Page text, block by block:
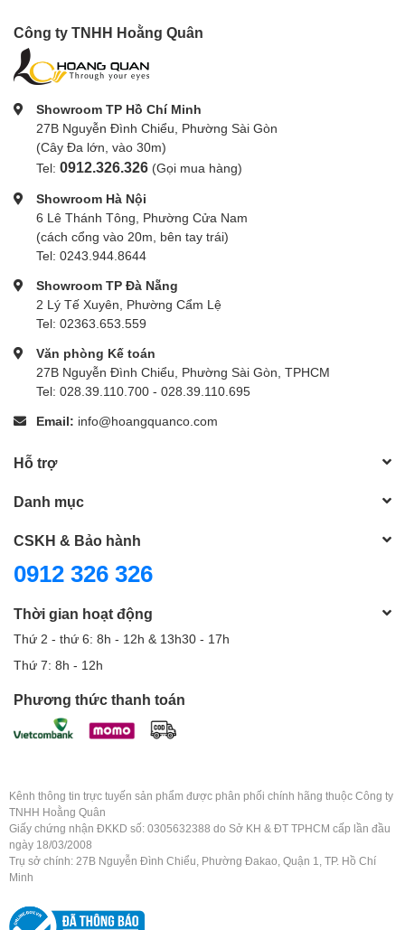
Công ty TNHH Hoằng Quân
Showroom TP Hồ Chí Minh
27B Nguyễn Đình Chiểu, Phường Sài Gòn
(Cây Đa lớn, vào 30m)
Tel: 0912.326.326 (Gọi mua hàng)
Showroom Hà Nội
6 Lê Thánh Tông, Phường Cửa Nam
(cách cổng vào 20m, bên tay trái)
Tel: 0243.944.8644
Showroom TP Đà Nẵng
2 Lý Tế Xuyên, Phường Cẩm Lệ
Tel: 02363.653.559
Văn phòng Kế toán
27B Nguyễn Đình Chiểu, Phường Sài Gòn, TPHCM
Tel: 028.39.110.700 - 028.39.110.695
Email: info@hoangquanco.com
Hỗ trợ
Danh mục
CSKH & Bảo hành
0912 326 326
Thời gian hoạt động
Thứ 2 - thứ 6: 8h - 12h & 13h30 - 17h
Thứ 7: 8h - 12h
Phương thức thanh toán
Kênh thông tin trực tuyến sản phẩm được phân phối chính hãng thuộc Công ty
TNHH Hoằng Quân
Giấy chứng nhận ĐKKD số: 0305632388 do Sở KH & ĐT TPHCM cấp lần đầu
ngày 18/03/2008
Trụ sở chính: 27B Nguyễn Đình Chiểu, Phường Đakao, Quận 1, TP. Hồ Chí
Minh